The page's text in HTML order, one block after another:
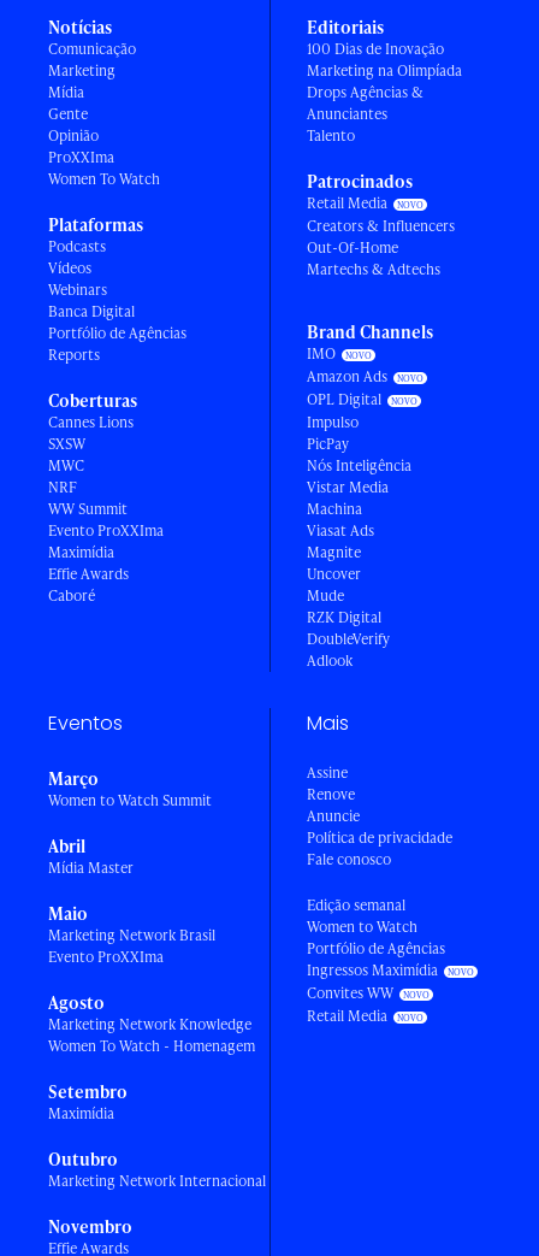
Notícias
Comunicação
Marketing
Mídia
Gente
Opinião
ProXXIma
Women To Watch
Plataformas
Podcasts
Vídeos
Webinars
Banca Digital
Portfólio de Agências
Reports
Coberturas
Cannes Lions
SXSW
MWC
NRF
WW Summit
Evento ProXXIma
Maximídia
Effie Awards
Caboré
Editoriais
100 Dias de Inovação
Marketing na Olimpíada
Drops Agências &
Anunciantes
Talento
Patrocinados
Retail Media
Creators & Influencers
Out-Of-Home
Martechs & Adtechs
Brand Channels
IMO
Amazon Ads
OPL Digital
Impulso
PicPay
Nós Inteligência
Vistar Media
Machina
Viasat Ads
Magnite
Uncover
Mude
RZK Digital
DoubleVerify
Adlook
Eventos
Março
Women to Watch Summit
Abril
Mídia Master
Maio
Marketing Network Brasil
Evento ProXXIma
Agosto
Marketing Network Knowledge
Women To Watch - Homenagem
Setembro
Maximídia
Outubro
Marketing Network Internacional
Novembro
Effie Awards
Mais
Assine
Renove
Anuncie
Política de privacidade
Fale conosco
Edição semanal
Women to Watch
Portfólio de Agências
Ingressos Maximídia
Convites WW
Retail Media